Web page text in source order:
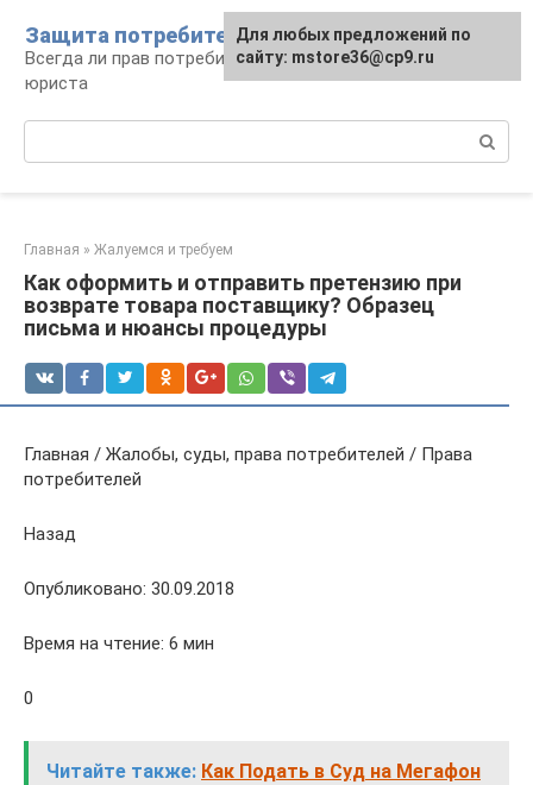
контенту
Защита потребителя
Всегда ли прав потребитель: консультации
юриста
Главная » Жалуемся и требуем
Как оформить и отправить претензию при
возврате товара поставщику? Образец
письма и нюансы процедуры
Главная / Жалобы, суды, права потребителей / Права
потребителей
Назад
Опубликовано: 30.09.2018
Время на чтение: 6 мин
0
Читайте также: Как Подать в Суд на Мегафон
Для любых предложений по
сайту: mstore36@cp9.ru